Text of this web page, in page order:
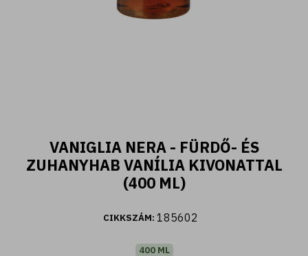
Fiori d'Oriente - Tusfürdő ylang ylang és
damaszkuszi rózsa kivonattal (400 ml)
VANIGLIA NERA - FÜRDŐ- ÉS
ZUHANYHAB VANÍLIA KIVONATTAL
(400 ML)
CIKKSZÁM: 185602
400 ML